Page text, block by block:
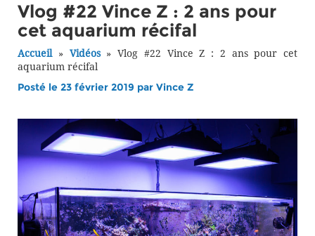
Vlog #22 Vince Z : 2 ans pour
cet aquarium récifal
Accueil» Vidéos» Vlog #22 Vince Z : 2 ans pour cet
aquarium récifal
Posté le 23 février 2019 par Vince Z